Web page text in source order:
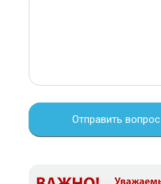
Отправить вопрос